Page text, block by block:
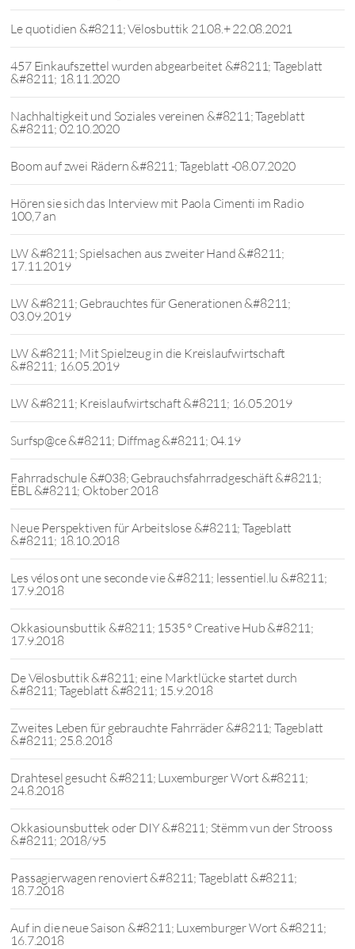
Le quotidien &#8211; Vëlosbuttik 21.08.+ 22.08.2021
457 Einkaufszettel wurden abgearbeitet &#8211; Tageblatt
&#8211; 18.11.2020
Nachhaltigkeit und Soziales vereinen &#8211; Tageblatt
&#8211; 02.10.2020
Boom auf zwei Rädern &#8211; Tageblatt -08.07.2020
Hören sie sich das Interview mit Paola Cimenti im Radio
100,7 an
LW &#8211; Spielsachen aus zweiter Hand &#8211;
17.11.2019
LW &#8211; Gebrauchtes für Generationen &#8211;
03.09.2019
LW &#8211; Mit Spielzeug in die Kreislaufwirtschaft
&#8211; 16.05.2019
LW &#8211; Kreislaufwirtschaft &#8211; 16.05.2019
Surfsp@ce &#8211; Diffmag &#8211; 04.19
Fahrradschule &#038; Gebrauchsfahrradgeschäft &#8211;
ËBL &#8211; Oktober 2018
Neue Perspektiven für Arbeitslose &#8211; Tageblatt
&#8211; 18.10.2018
Les vélos ont une seconde vie &#8211; lessentiel.lu &#8211;
17.9.2018
Okkasiounsbuttik &#8211; 1535 ° Creative Hub &#8211;
17.9.2018
De Vëlosbuttik &#8211; eine Marktlücke startet durch
&#8211; Tageblatt &#8211; 15.9.2018
Zweites Leben für gebrauchte Fahrräder &#8211; Tageblatt
&#8211; 25.8.2018
Drahtesel gesucht &#8211; Luxemburger Wort &#8211;
24.8.2018
Okkasiounsbuttek oder DIY &#8211; Stëmm vun der Strooss
&#8211; 2018/95
Passagierwagen renoviert &#8211; Tageblatt &#8211;
18.7.2018
Auf in die neue Saison &#8211; Luxemburger Wort &#8211;
16.7.2018